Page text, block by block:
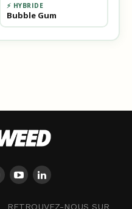
⚡ HYBRIDE
Bubble Gum
RETROUVEZ-NOUS SUR